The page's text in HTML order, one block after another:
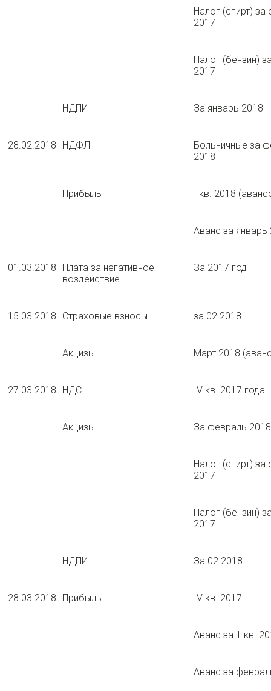
Налог (спирт) за
2017
Налог (бензин)
2017
НДПИ За январь 2018
28.02.2018 НДФЛ
Больничные за
2018
Прибыль I кв. 2018
Аванс за январь
01.03.2018
Плата за негативное
воздействие
За 2017 год
15.03.2018 Страховые взносы за 02.2018
Акцизы Март 2018
27.03.2018 НДС IV кв. 2017 года
Акцизы За февраль 2018
Налог (спирт) за
2017
Налог (бензин)
2017
НДПИ За 02.2018
28.03.2018 Прибыль IV кв. 2017
Аванс за 1 кв.
Аванс за